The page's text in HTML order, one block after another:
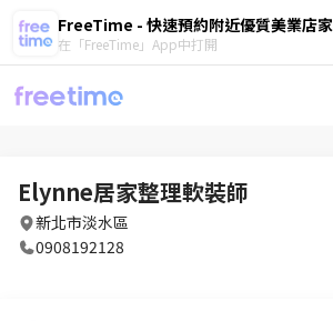
FreeTime - 快速預約附近優質美業店家
在「FreeTime」App中打開
Elynne居家整理軟裝師
新北市淡水區
0908192128